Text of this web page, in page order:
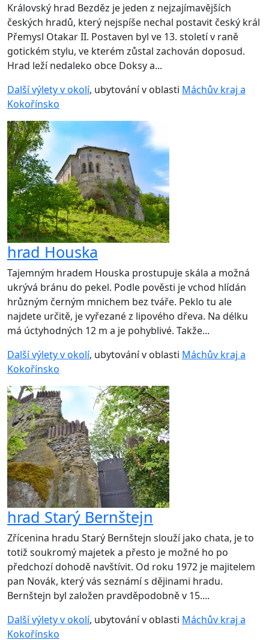
Královský hrad Bezděz je jeden z nejzajímavějších
českých hradů, který nejspíše nechal postavit český král
Přemysl Otakar II. Postaven byl ve 13. století v raně
gotickém stylu, ve kterém zůstal zachován doposud.
Hrad leží nedaleko obce Doksy a...
Další výlety v okolí, ubytování v oblasti Máchův kraj a
Kokořínsko
hrad Houska
Tajemným hradem Houska prostupuje skála a možná
ukrývá bránu do pekel. Podle pověsti je vchod hlídán
hrůzným černým mnichem bez tváře. Peklo tu ale
najdete určitě, je vyřezané z lipového dřeva. Na délku
má úctyhodných 12 m a je pohyblivé. Takže...
Další výlety v okolí, ubytování v oblasti Máchův kraj a
Kokořínsko
hrad Starý Bernštejn
Zřícenina hradu Starý Bernštejn slouží jako chata, je to
totiž soukromý majetek a přesto je možné ho po
předchozí dohodě navštívit. Od roku 1972 je majitelem
pan Novák, který vás seznámí s dějinami hradu.
Bernštejn byl založen pravděpodobně v 15....
Další výlety v okolí, ubytování v oblasti Máchův kraj a
Kokořínsko